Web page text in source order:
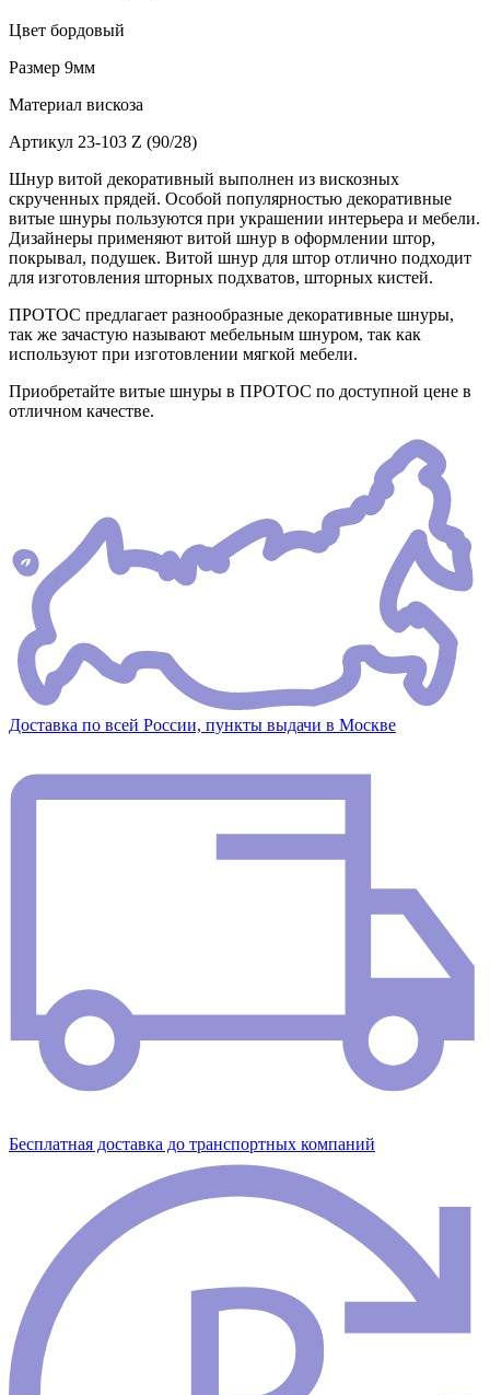
Цвет бордовый
Размер 9мм
Материал вискоза
Артикул 23-103 Z (90/28)
Шнур витой декоративный выполнен из вискозных
скрученных прядей. Особой популярностью декоративные
витые шнуры пользуются при украшении интерьера и мебели.
Дизайнеры применяют витой шнур в оформлении штор,
покрывал, подушек. Витой шнур для штор отлично подходит
для изготовления шторных подхватов, шторных кистей.
ПРОТОС предлагает разнообразные декоративные шнуры,
так же зачастую называют мебельным шнуром, так как
используют при изготовлении мягкой мебели.
Приобретайте витые шнуры в ПРОТОС по доступной цене в
отличном качестве.
Доставка по всей России, пункты выдачи в Москве
Бесплатная доставка до транспортных компаний